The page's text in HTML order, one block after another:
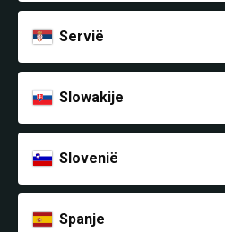
Servië
Slowakije
Slovenië
Spanje